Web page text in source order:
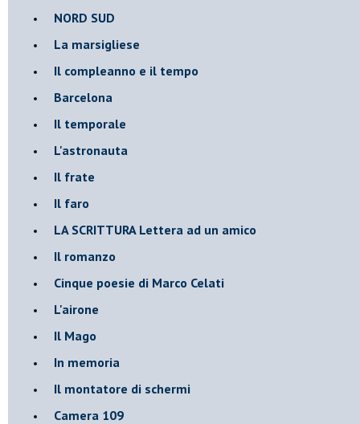
​NORD SUD
La marsigliese
Il compleanno e il tempo
Barcelona
Il temporale
L'astronauta
Il frate
Il faro
​LA SCRITTURA Lettera ad un amico
Il romanzo
Cinque poesie di Marco Celati
L'airone
Il Mago
In memoria
Il montatore di schermi
Camera 109